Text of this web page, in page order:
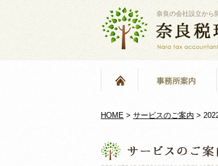
奈良の会社設立から
HOME > サービスのご案内 >